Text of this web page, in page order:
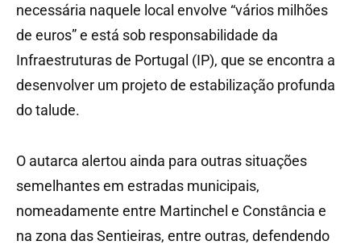
necessária naquele local envolve “vários milhões
de euros” e está sob responsabilidade da
Infraestruturas de Portugal (IP), que se encontra a
desenvolver um projeto de estabilização profunda
do talude.
O autarca alertou ainda para outras situações
semelhantes em estradas municipais,
nomeadamente entre Martinchel e Constância e
na zona das Sentieiras, entre outras, defendendo